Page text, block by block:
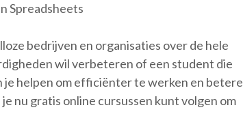
Spreadsheets
bedrijven en organisaties over de hele
wil verbeteren of een student die
je helpen om efficiënter te werken en betere
nu gratis online cursussen kunt volgen om